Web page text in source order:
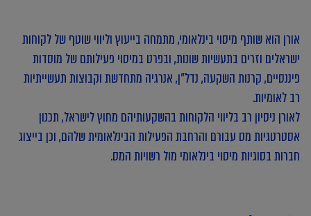
אורן הוא שותף מיסוי בינלאומי, מתמחה בייעוץ וליווי שוטף של לקוחות
ישראלים וזרים בתעשיות שונות, ובפרט במיסוי פעילותם של מוסדות
פיננסיים, קרנות השקעה, נדל"ן, אנרגיה מתחדשת וקבוצות תעשייתיות
רב לאומיות.
לאורן ניסיון רב בליווי הלקוחות בהשקעותיהם מחוץ לישראל, תכנון
אסטרטגיות מס עבורם והרחבת הפעילות הבינלאומית שלהם, וכן בייצוג
חברות בסוגיות מיסוי בינלאומי מול רשויות המס.